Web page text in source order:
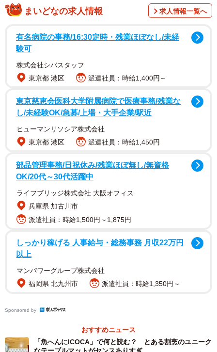
さんなどが専用の家や家具と一緒に売られている人気商品
レーズにバッサリとメスを入れていることで、そのギャッ
プの大きさもあって話題を呼んでいる。
４枚の写真ともに、投稿された求人フレーズは
「アットホームな職場です！」→帰れない
「プライベートも全力投球！」→プライベートにも干渉し
てくる
「若手中心の活気ある職場です！」→すぐ辞めるからベテ
で、それぞれ「深読み」「裏読み」をするテロップを付与
している。
2/16
まいどなの求人情報 求人情報一覧へ
有名病院の事務/16:30定時・残業ほぼなし/未経
験可
株式会社シバスタッフ
東京都 港区
派遣社員：時給1,400円～
東京慈恵会医科大学附属病院で医療事務/残業な
し/未経験OK/急募/上場・大手企業/駅近
ヒューマンリソシア株式会社
東京都 港区
派遣社員：時給1,450円
部品管理事務/日祝休み/残業ほぼ無し/無資格
OK/20代～30代活躍中
ライフブリッジ株式会社 大阪オフィス
兵庫県 加古川市
派遣社員：時給1,500円～1,875円
しっかり稼げる 人事給与・総務事務 月収22万円
以上
マンパワーグループ株式会社
福岡県 北九州市
派遣社員：時給1,350円～
Sponsored by
おすすめニュース
「魚へんにICOCA」で何と読む？ とある割烹のユニーク